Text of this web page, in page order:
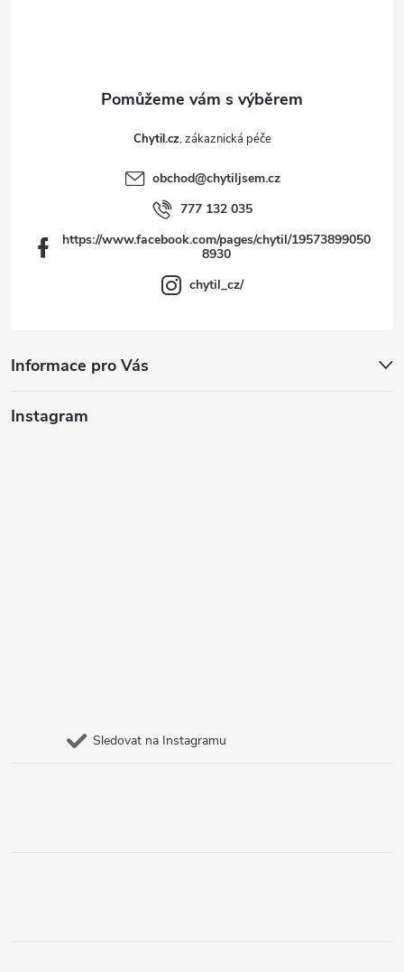
Chytil.cz
obchod@chytiljsem.cz
777 132 035
https://www.facebook.com/pages/chytil/19573899050
8930
chytil_cz/
Informace pro Vás
Instagram
Sledovat na Instagramu